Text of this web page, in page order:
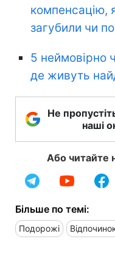
компенсацію,
загубили чи
5 неймовірно
де живуть
Не
наші
Або читайте
Більше по темі:
Подорожі